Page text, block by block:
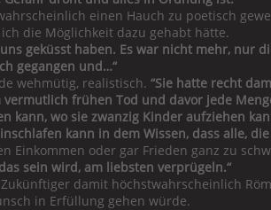
einen Hauch zu poetisch
die Möglichkeit dazu gehabt hätte.
geküsst haben. Es war nicht mehr, nur
gegangen und…“
wehmütig, realistisch. “Sie hatte recht
frühen Tod und davor jede
kann, wo sie zwanzig Kinder aufziehen
kann in dem Wissen, dass alle,
Einkommen oder gar Frieden ganz zu
sein wird, am liebsten verprügeln.“
damit höchstwahrscheinlich
in Erfüllung gehen würde.